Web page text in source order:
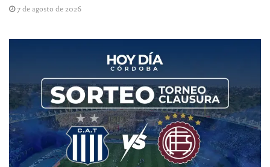
7 de agosto de 2026